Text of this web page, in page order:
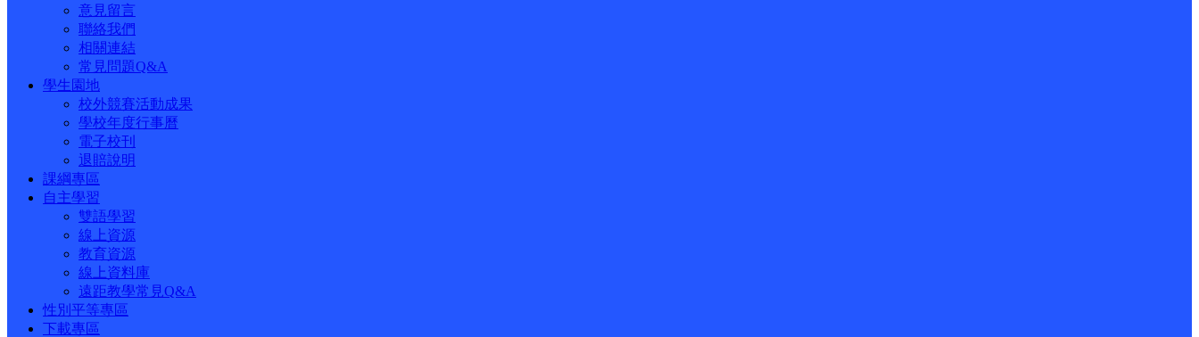
意見留言
聯絡我們
相關連結
常見問題Q&A
學生園地
校外競賽活動成果
學校年度行事曆
電子校刊
退賠說明
課綱專區
自主學習
雙語學習
線上資源
教育資源
線上資料庫
遠距教學常見Q&A
性別平等專區
下載專區